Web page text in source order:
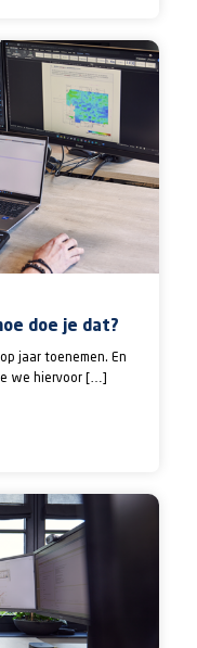
doe je dat?
jaar toenemen. En
we hiervoor […]